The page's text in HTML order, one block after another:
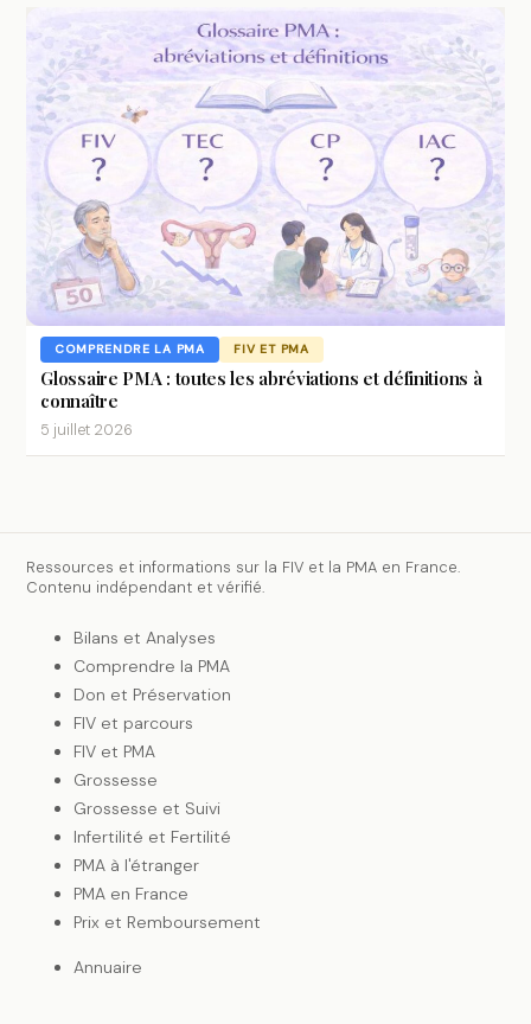
COMPRENDRE LA PMA FIV ET PMA
Glossaire PMA : toutes les abréviations et définitions à
connaître
5 juillet 2026
Ressources et informations sur la FIV et la PMA en France.
Contenu indépendant et vérifié.
Bilans et Analyses
Comprendre la PMA
Don et Préservation
FIV et parcours
FIV et PMA
Grossesse
Grossesse et Suivi
Infertilité et Fertilité
PMA à l'étranger
PMA en France
Prix et Remboursement
Annuaire